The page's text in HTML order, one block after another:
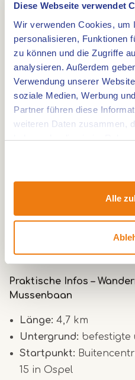
Diese Webseite verwendet
Wir verwenden Cookies, um
personalisieren, Funktionen
zu können und die Zugriffe
analysieren. Außerdem
Verwendung unserer
soziale Medien, Werbung
Partner führen diese
weiteren Daten zusammen,
haben oder die sie im
Alle
Trotzdem bleibt es ein
sumpfig, teils offen und
Kilometer lange Route
Parks.
Weite Ausblicke,
Unterwegs kommen Sie
Glück Uferschnepfen
hier viele Gänse. Die
durch ein Gebiet, in
wurde. Diese
Praktische Infos –
Mussenbaan
Länge: 4,7 km
Untergrund: befestigte
Startpunkt:
15 in Ospel